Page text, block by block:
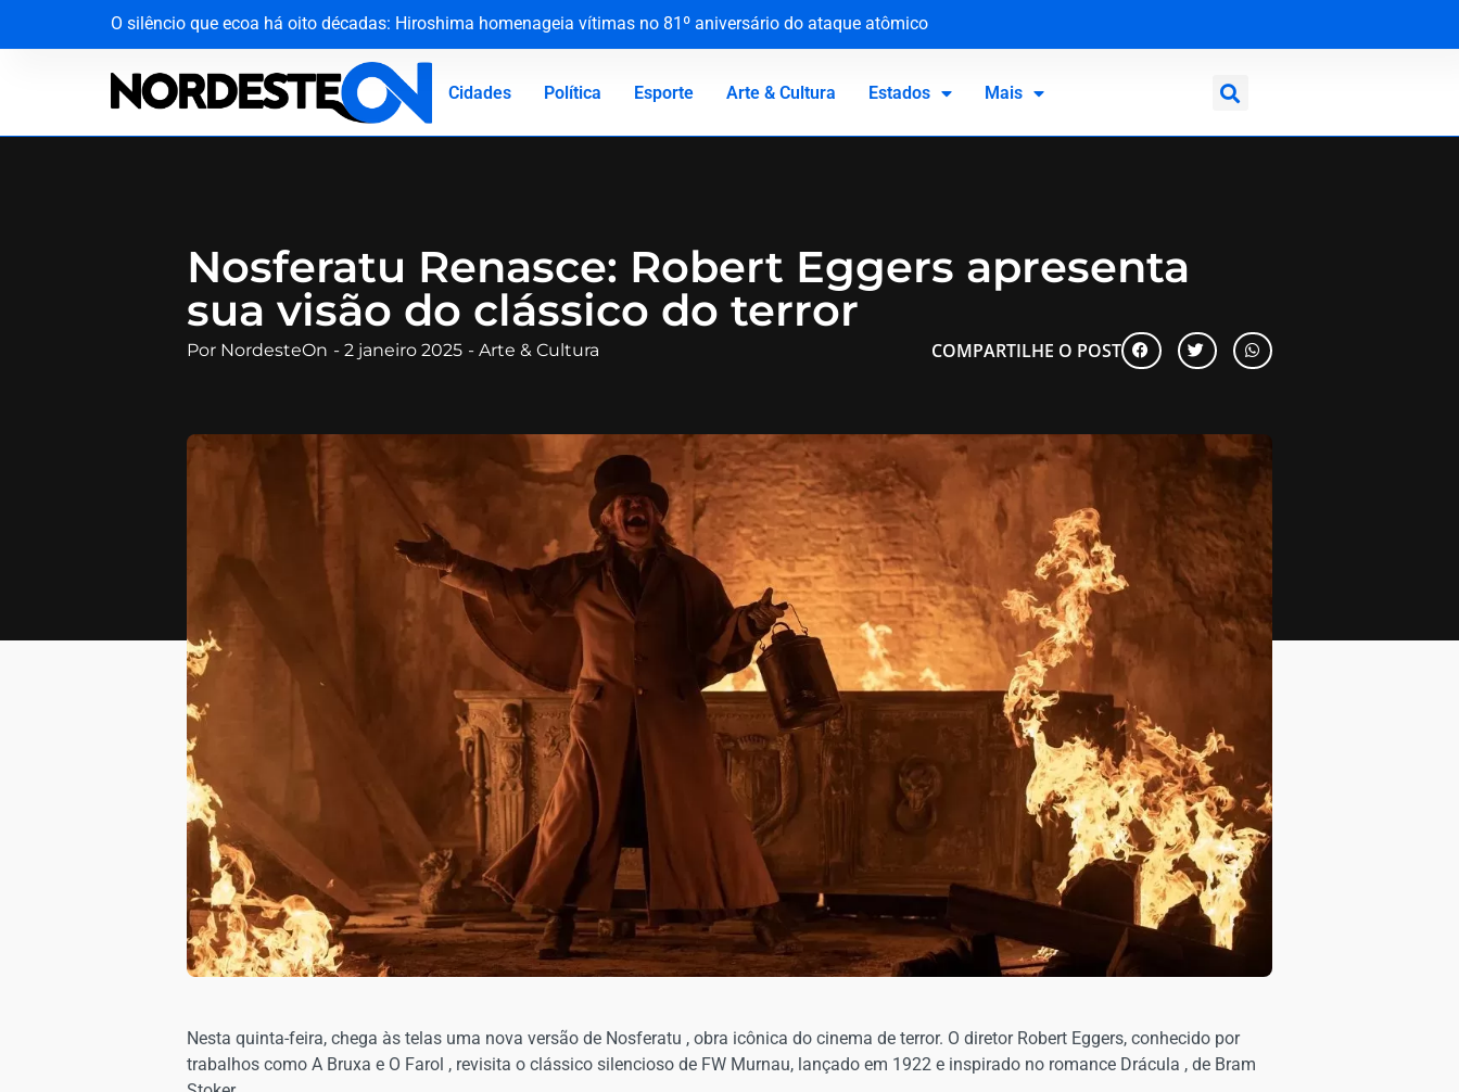
O silêncio que ecoa há oito décadas: Hiroshima homenageia vítimas no 81º aniversário do ataque atômico
​Sem acordo com a prefeitura, professores da rede municipal de Natal entram em greve por tempo indeterminado
Operação em Barrolândia fecha casa de prostituição e apura suspeita de exploração infantil no extremo sul baiano
Vídeo: PF faz operação contra grupo criminoso atuante no tráfico de drogas
Cidades Política Esporte Arte & Cultura Estados Mais
Nosferatu Renasce: Robert Eggers apresenta
sua visão do clássico do terror
Por NordesteOn - 2 janeiro 2025 - Arte & Cultura COMPARTILHE O POST
Nesta quinta-feira, chega às telas uma nova versão de Nosferatu , obra icônica do cinema de terror. O diretor Robert Eggers, conhecido por
trabalhos como A Bruxa e O Farol , revisita o clássico silencioso de FW Murnau, lançado em 1922 e inspirado no romance Drácula , de Bram